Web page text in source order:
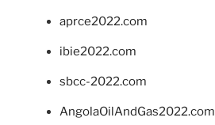
aprce2022.com
ibie2022.com
sbcc-2022.com
AngolaOilAndGas2022.com